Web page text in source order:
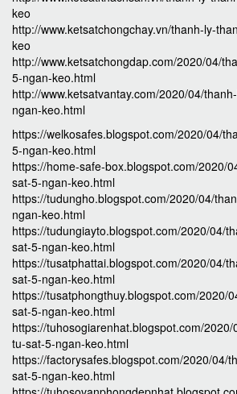
keo
http://www.ketsatchongchay.vn/thanh-ly-
keo
http://www.ketsatchongdap.com/2020/04/
5-ngan-keo.html
http://www.ketsatvantay.com/2020/04/
ngan-keo.html
https://welkosafes.blogspot.com/2020/04/
5-ngan-keo.html
https://home-safe-box.blogspot.com/2020/
sat-5-ngan-keo.html
https://tudungho.blogspot.com/2020/04/
ngan-keo.html
https://tudungiayto.blogspot.com/2020/04/
sat-5-ngan-keo.html
https://tusatphattai.blogspot.com/2020/04/
sat-5-ngan-keo.html
https://tusatphongthuy.blogspot.com/2020/
sat-5-ngan-keo.html
https://tuhosogiarenhat.blogspot.com/
tu-sat-5-ngan-keo.html
https://factorysafes.blogspot.com/2020/04/
sat-5-ngan-keo.html